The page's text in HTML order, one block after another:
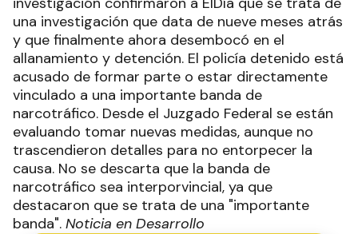
una investigación que data de nueve meses atrás
y que finalmente ahora desembocó en el
allanamiento y detención. El policía detenido está
acusado de formar parte o estar directamente
vinculado a una importante banda de
narcotráfico. Desde el Juzgado Federal se están
evaluando tomar nuevas medidas, aunque no
trascendieron detalles para no entorpecer la
causa. No se descarta que la banda de
narcotráfico sea interporvincial, ya que
destacaron que se trata de una "importante
banda". Noticia en Desarrollo